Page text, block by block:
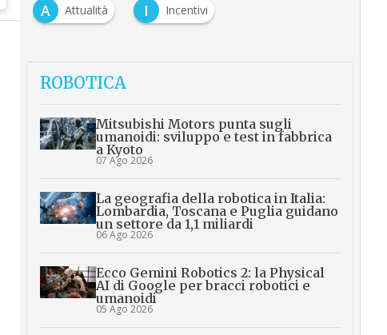
A
Attualità I Incentivi
ROBOTICA
Mitsubishi Motors punta sugli
umanoidi: sviluppo e test in fabbrica
a Kyoto
07 Ago 2026
La geografia della robotica in Italia:
Lombardia, Toscana e Puglia guidano
un settore da 1,1 miliardi
06 Ago 2026
Ecco Gemini Robotics 2: la Physical
AI di Google per bracci robotici e
umanoidi
05 Ago 2026